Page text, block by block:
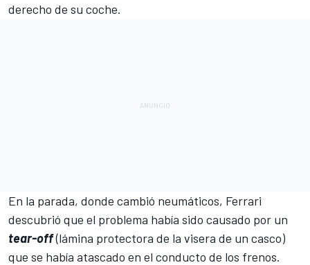
derecho de su coche.
En la parada, donde cambió neumáticos, Ferrari
descubrió que el problema había sido causado por un
tear-off(lámina protectora de la visera de un casco)
que se había atascado en el conducto de los frenos.